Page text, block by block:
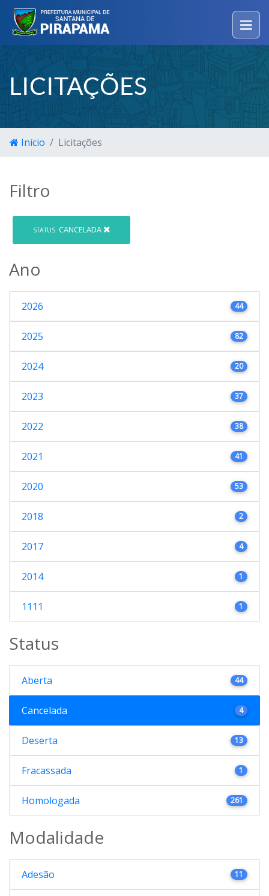
LICITAÇÕES
Início Licitações
Filtro
STATUS: CANCELADA
Ano
2026 44
2025 82
2024 20
2023 37
2022 38
2021 41
2020 53
2018 2
2017 4
2014 1
1111 1
Status
Aberta 44
Cancelada 4
Deserta 13
Fracassada 1
Homologada 261
Modalidade
Adesão 11